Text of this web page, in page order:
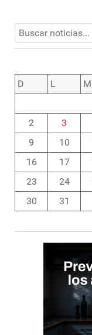
D
L M
2
3
9
10
16
17
23
24
30
31